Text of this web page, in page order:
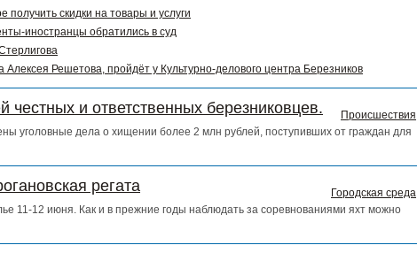
получить скидки на товары и услуги
иностранцы обратились в суд
Решетова, пройдёт у Культурно-делового центра Березников
и ответственных березниковцев.
Происшествия
уголовные дела о хищении более 2 млн рублей, поступивших от граждан для
регата
Городская среда
11-12 июня. Как и в прежние годы наблюдать за соревнованиями яхт можно